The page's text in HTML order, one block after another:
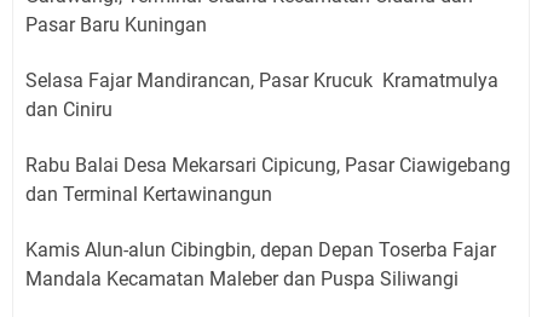
Pasar Baru Kuningan
Selasa Fajar Mandirancan, Pasar Krucuk Kramatmulya
dan Ciniru
Rabu Balai Desa Mekarsari Cipicung, Pasar Ciawigebang
dan Terminal Kertawinangun
Kamis Alun-alun Cibingbin, depan Depan Toserba Fajar
Mandala Kecamatan Maleber dan Puspa Siliwangi